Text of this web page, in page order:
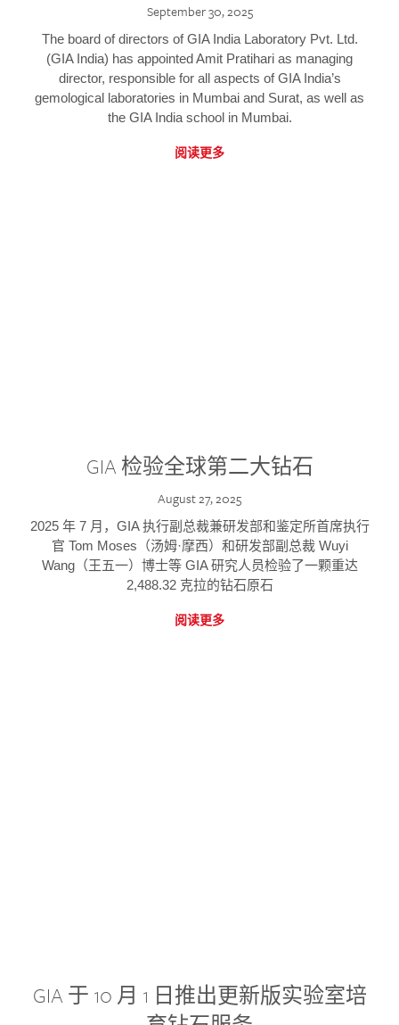
September 30, 2025
The board of directors of GIA India Laboratory Pvt. Ltd.
(GIA India) has appointed Amit Pratihari as managing
director, responsible for all aspects of GIA India’s
gemological laboratories in Mumbai and Surat, as well as
the GIA India school in Mumbai.
阅读更多
GIA 检验全球第二大钻石
August 27, 2025
2025 年 7 月，GIA 执行副总裁兼研发部和鉴定所首席执行
官 Tom Moses（汤姆·摩西）和研发部副总裁 Wuyi
Wang（王五一）博士等 GIA 研究人员检验了一颗重达
2,488.32 克拉的钻石原石
阅读更多
GIA 于 10 月 1 日推出更新版实验室培